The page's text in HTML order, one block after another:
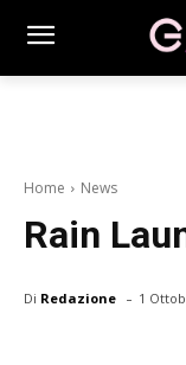
Home News
Rain
Di Redazione - 1